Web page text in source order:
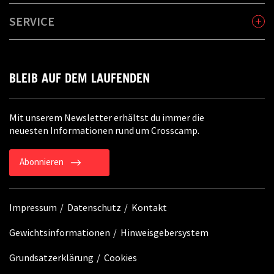
SERVICE
BLEIB AUF DEM LAUFENDEN
Mit unserem Newsletter erhältst du immer die
neuesten Informationen rund um Crosscamp.
Abonnieren
Impressum Datenschutz Kontakt
Gewichtsinformationen Hinweisgebersystem
Grundsatzerklärung Cookies